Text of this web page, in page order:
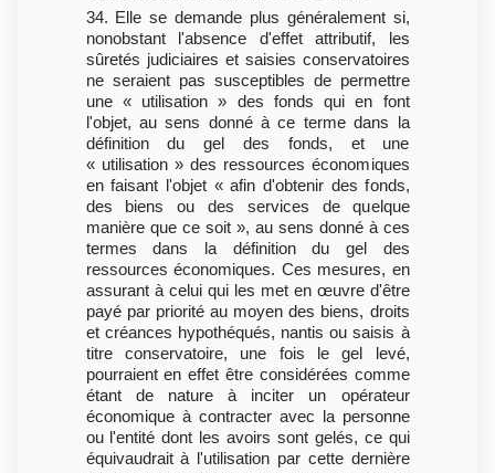
34. Elle se demande plus généralement si,
nonobstant l'absence d'effet attributif, les
sûretés judiciaires et saisies conservatoires
ne seraient pas susceptibles de permettre
une « utilisation » des fonds qui en font
l'objet, au sens donné à ce terme dans la
définition du gel des fonds, et une
« utilisation » des ressources économiques
en faisant l'objet « afin d'obtenir des fonds,
des biens ou des services de quelque
manière que ce soit », au sens donné à ces
termes dans la définition du gel des
ressources économiques. Ces mesures, en
assurant à celui qui les met en œuvre d'être
payé par priorité au moyen des biens, droits
et créances hypothéqués, nantis ou saisis à
titre conservatoire, une fois le gel levé,
pourraient en effet être considérées comme
étant de nature à inciter un opérateur
économique à contracter avec la personne
ou l'entité dont les avoirs sont gelés, ce qui
équivaudrait à l'utilisation par cette dernière